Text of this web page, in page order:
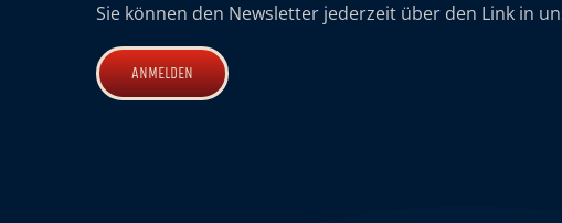
Sie können den Newsletter jederzeit über den Link in